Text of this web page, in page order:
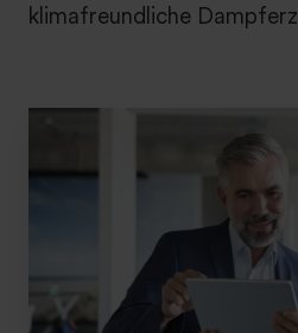
klimafreundliche
e
n